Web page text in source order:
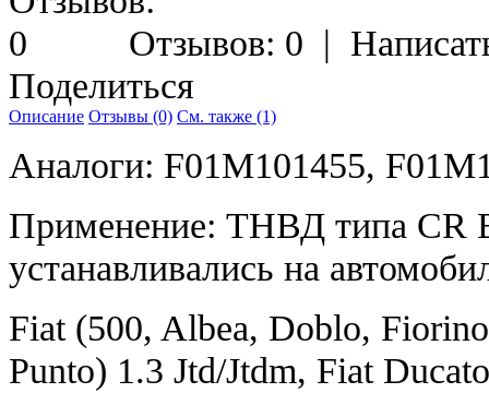
Отзывов: 0 |
Поделиться
Описание Отзывы (0) См. также (1)
Аналоги: F01M101455,
Применение: ТНВД типа CR
устанавливались на
Fiat (500, Albea, Doblo,
Punto) 1.3 Jtd/Jtdm, Fiat